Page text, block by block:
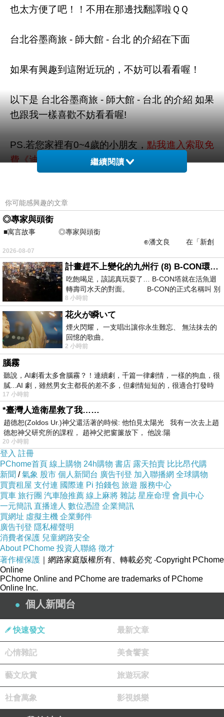
也太方便了吧！！不用在那邊找翻譯啦ＱＱ
台北谷墨商旅 - 師大館 - 台北 的介紹在下面
如果有興趣到這附近玩的，不妨可以看看喔！
以下是 台北谷墨商旅 - 師大館 - 台北 的介紹 如果
也跟我一樣喜歡不妨看看喔!
PS.若您家裡有0~4歲的小朋友，點我進入索取免
費《迪士尼美語世界試用包》
繼續閱讀
你可能感興趣的文章
◎專家與頭銜
■寓言故事 ◎專家與頭銜
⊕潘文良 在「新創
之谷」裡——
2026-08-07
計畫趕不上變化的九州行 (8) B-CON環球塔
吃飽喝足，該認真玩耍了… B-CON塔就在活魚迴
轉壽司水天的對面。 B-CON的正式名稱叫 別
8 小時前
花火が瞬いて
煙火閃耀， 一支唱出讓你永生難忘、 無法抹去的
回憶的歌曲。
2 小時前
腦霧
聽說，AI劇看太多會腦霧？！連續劇，千篇一律劇情，一樣的狗血，很
膩...AI 劇，雖然男女主都長的差不多，但劇情短短的，很適合打發時
17 小時前
*臺灣人造衛星救了我……
趙德恕(Zoldos Ur.)神父還活著的時候: 他怕見太陽光 我有一次去上趙
德恕神父研究所的課程， 趙神父把窗簾放下， 他說:陽
20 小時前
登入 註冊
PChome首頁 線上購物 24h購物 書店 露天拍賣 比比昂代購
新聞 /氣象 股市 個人新聞台 廣告刊登 加入聯播網 全球購物
買賣租屋 支付連 國際連 Pi 拍錢包 旅遊 服務中心
買車 旅行團 汽車險推薦 線上麻將 雜誌 星座命理 會員中心
一元簡訊 直播達人 數位憑證 企業簡訊
買網址 虛擬主機 企業郵件
廣告刊登 隱私權聲明
消費者保護 兒童網路安全
About PChome 投資人聯絡 徵才
著作權保護 ｜網路家庭版權所有、轉載必究 ‧Copyright PChome
Online
PChome Online and PChome are trademarks of PChome
Online Inc.
個人新聞台
快速發文 最新文章
心情雜記 美食饗宴
藝文欣賞 旅遊玩家
社會萬象 影視娛樂